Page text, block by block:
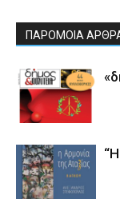
ΠΑΡΟΜΟΙΑ